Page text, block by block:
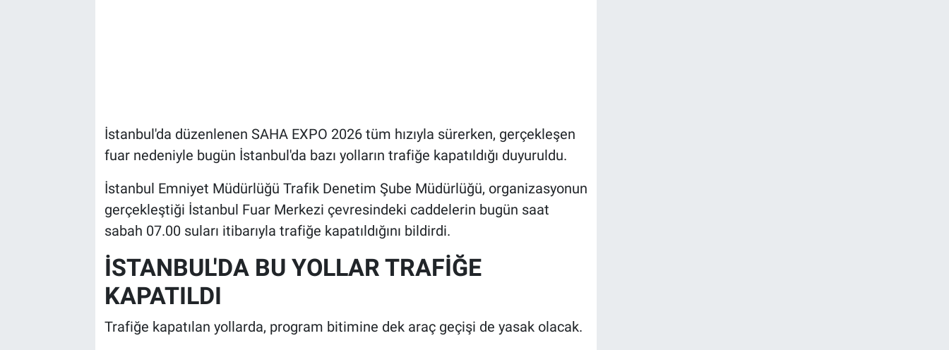
İstanbul'da düzenlenen SAHA EXPO 2026 tüm hızıyla sürerken, gerçekleşen
fuar nedeniyle bugün İstanbul'da bazı yolların trafiğe kapatıldığı duyuruldu.
İstanbul Emniyet Müdürlüğü Trafik Denetim Şube Müdürlüğü, organizasyonun
gerçekleştiği İstanbul Fuar Merkezi çevresindeki caddelerin bugün saat
sabah 07.00 suları itibarıyla trafiğe kapatıldığını bildirdi.
İSTANBUL'DA BU YOLLAR TRAFİĞE
KAPATILDI
Trafiğe kapatılan yollarda, program bitimine dek araç geçişi de yasak olacak.